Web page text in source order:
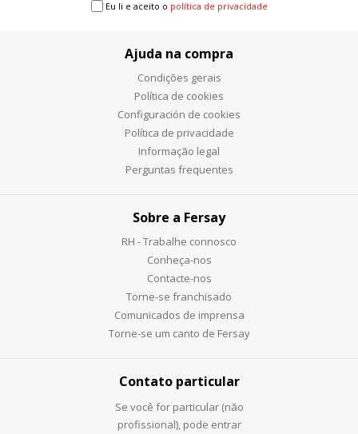
Eu li e aceito o política de privacidade
Ajuda na compra
Condições gerais
Política de cookies
Configuración de cookies
Política de privacidade
Informação legal
Perguntas frequentes
Sobre a Fersay
RH - Trabalhe connosco
Conheça-nos
Contacte-nos
Torne-se franchisado
Comunicados de imprensa
Torne-se um canto de Fersay
Contato particular
Se você for particular (não
profissional), pode entrar